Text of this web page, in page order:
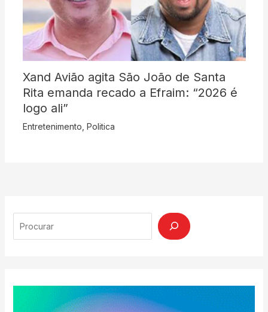
Xand Avião agita São João de Santa
Rita emanda recado a Efraim: “2026 é
logo ali”
Entretenimento Politica